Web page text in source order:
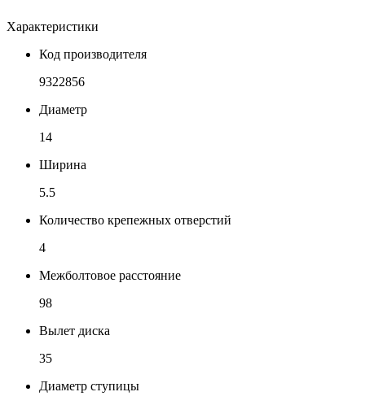
Характеристики
Код производителя
9322856
Диаметр
14
Ширина
5.5
Количество крепежных отверстий
4
Межболтовое расстояние
98
Вылет диска
35
Диаметр ступицы